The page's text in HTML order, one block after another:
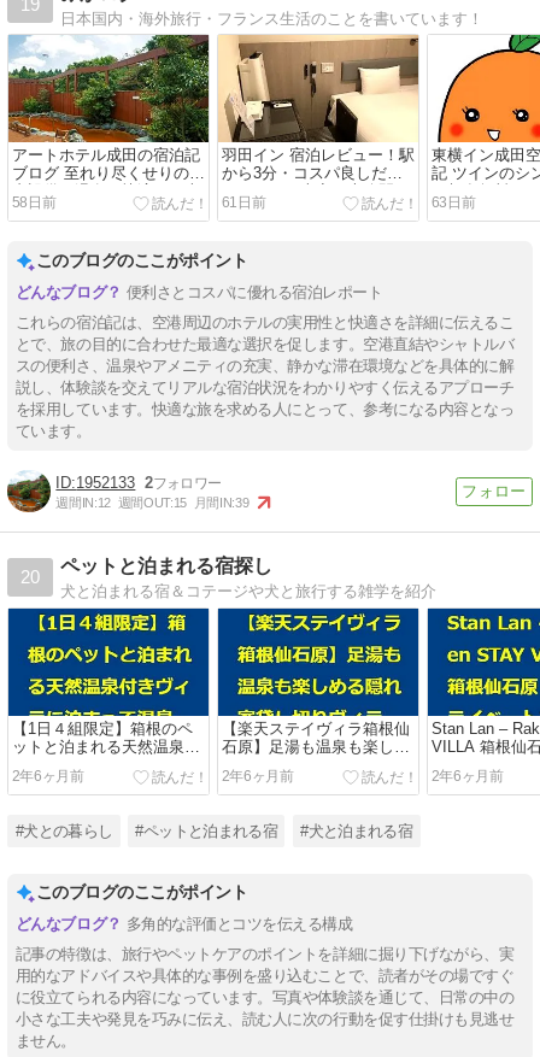
日本国内・海外旅行・フランス生活のことを書いています！
アートホテル成田の宿泊記
ブログ 至れり尽くせりの室
内設備！温泉も快適さも本
音レビュー
58日前
羽田イン 宿泊レビュー！駅
から3分・コスパ良しだけ
どリアルな本音を大公開
61日前
東横イン成田
記 ツインのシ
に朝食無料で
63日前
このブログのここがポイント
便利さとコスパに優れる宿泊レポート
これらの宿泊記は、空港周辺のホテルの実用性と快適さを詳細に伝えるこ
とで、旅の目的に合わせた最適な選択を促します。空港直結やシャトルバ
スの便利さ、温泉やアメニティの充実、静かな滞在環境などを具体的に解
説し、体験談を交えてリアルな宿泊状況をわかりやすく伝えるアプローチ
を採用しています。快適な旅を求める人にとって、参考になる内容となっ
ています。
1952133 2
週間IN:12 週間OUT:15 月間IN:39
20
ペットと泊まれる宿探し
犬と泊まれる宿＆コテージや犬と旅行する雑学を紹介
【1日４組限定】箱根のペ
ットと泊まれる天然温泉付
きヴィラに泊まって温泉三
昧してきました♨️
2年6ヶ月前
【楽天ステイヴィラ箱根仙
石原】足湯も温泉も楽しめ
る隠れ家貸し切りヴィラで
クリスマスパーティ!
子会/おこもり旅/クリパ
2年6ヶ月前
Stan Lan –
VILLA 箱根仙
ライベートス
ろろ美味い/ 來
2年6ヶ月前
#犬との暮らし #ペットと泊まれる宿 #犬と泊まれる宿
このブログのここがポイント
多角的な評価とコツを伝える構成
記事の特徴は、旅行やペットケアのポイントを詳細に掘り下げながら、実
用的なアドバイスや具体的な事例を盛り込むことで、読者がその場ですぐ
に役立てられる内容になっています。写真や体験談を通じて、日常の中の
小さな工夫や発見を巧みに伝え、読む人に次の行動を促す仕掛けも見逃せ
ません。